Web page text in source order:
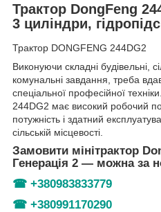
Трактор DongFeng
3 циліндри,
Трактор DONGFENG 244DG2
Виконуючи складні будівельні,
комунальні завдання, треба
спеціальної професійної
244DG2 має високий робочий
потужність і здатний
сільській місцевості.
Замовити мінітрактор
Генерація 2 — можна за
☎ +380983833779
☎ +380991170290